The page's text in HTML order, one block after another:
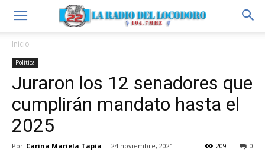
Inicio
Política
Juraron los 12 senadores que
cumplirán mandato hasta el
2025
Por Carina Mariela Tapia - 24 noviembre, 2021 0
209